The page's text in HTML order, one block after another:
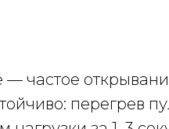
частое
перегрев